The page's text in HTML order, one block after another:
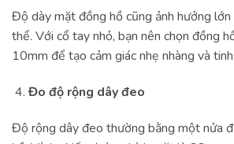
Độ dày mặt đồng hồ cũng ảnh hưởng
thể. Với cổ tay nhỏ, bạn nên chọn đồng
10mm để tạo cảm giác nhẹ nhàng và
Đo độ rộng dây đeo
Độ rộng dây đeo thường bằng một nửa